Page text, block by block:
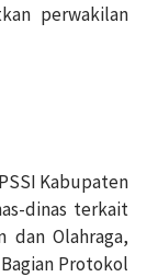
perwakilan
Kabupaten
dinas terkait
dan Olahraga,
Protokol